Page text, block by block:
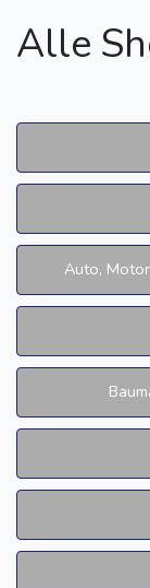
Alle
Auto,